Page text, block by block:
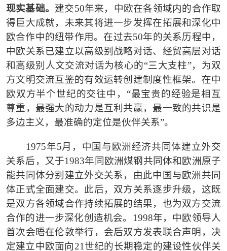
现实基础。 建交50年来，中欧在各领域内的合作取
得巨大成就，未来其将进一步发挥在拓展和深化中
欧合作中的纽带作用。在过去50年的关系历程中，
中欧关系已建立以高级别战略对话、经贸高层对话
和高级别人文交流对话为核心的“三大支柱”，为双
方文明交流互鉴的有效运转创建制度性框架。在中
欧双方半个世纪的交往中， “最宝贵的经验是相互
尊重，最强大的动力是互利共赢，最一致的共识是
多边主义，最准确的定位是伙伴关系”。
1975年5月，中国与欧洲经济共同体建立外交
关系后，又于1983年同欧洲煤钢共同体和欧洲原子
能共同体分别建立外交关系，由此中国与欧洲共同
体正式全面建交。此后，双方关系逐步升级，这既
是双方各领域合作持续拓展的结果，也为双方交流
合作的进一步深化创造机会。 1998年，中欧领导人
首次会晤在伦敦举行，会后双方发表联合声明，决
定建立中欧面向21 世纪的长期稳定的建设性伙伴关